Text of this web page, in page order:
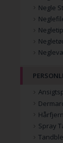
Negle
Spray